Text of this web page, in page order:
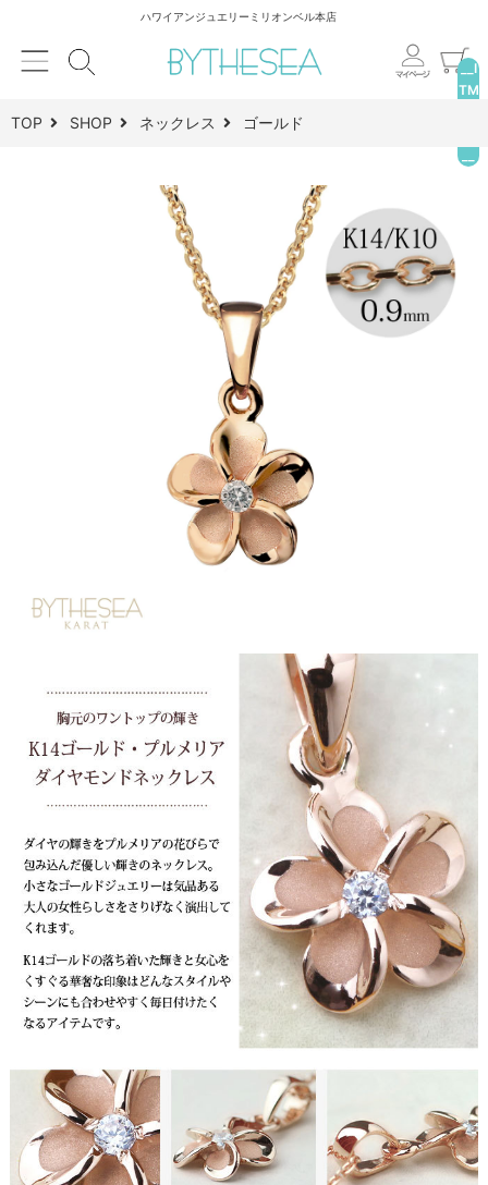
ハワイアンジュエリーミリオンベル本店
__I
TM
TOP SHOP ネックレス ゴールド